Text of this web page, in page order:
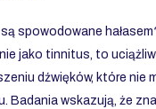
spowodowane
jako tinnitus, to
dźwięków, które nie
Badania wskazują, że